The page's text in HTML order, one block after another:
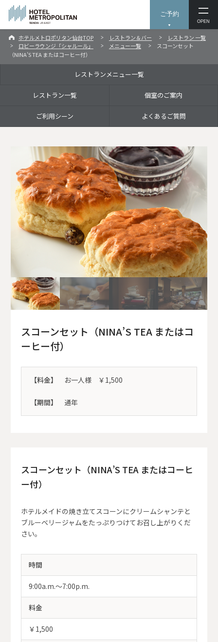
ご予約
OPEN
ホテルメトロポリタン仙台TOP レストラン＆バー
レストラン 一覧
ロビーラウンジ「シャルール」
メニュー一覧
スコーンセット
（NINA’S TEA またはコーヒー付）
レストランメニュー一覧
レストラン一覧 個室のご案内
ご利用シーン よくあるご質問
スコーンセット（NINA’S TEA またはコ
ーヒー付）
【料金】 お一人様 ￥1,500
【期間】 通年
スコーンセット（NINA’S TEA またはコーヒ
ー付）
ホテルメイドの焼き立てスコーンにクリームシャンテと
ブルーベリージャムをたっぷりつけてお召し上がりくだ
さい。
時間
9:00a.m.～7:00p.m.
料金
￥1,500